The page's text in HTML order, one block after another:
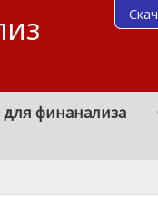
финанализа